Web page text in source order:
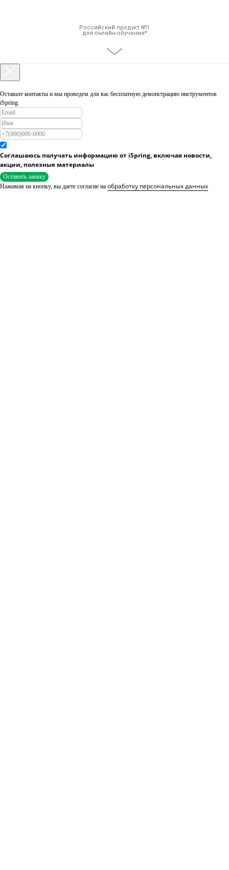
Российский продукт №1
для онлайн-обучения
Инструменты
Решения
Тарифы
База знаний
Оставьте контакты и мы проведем для вас бесплатную демонстрацию инструментов
iSpring.
Соглашаюсь получать информацию от iSpring, включая новости,
акции, полезные материалы
Оставить заявку
Нажимая на кнопку, вы даете согласие на обработку персональных данных